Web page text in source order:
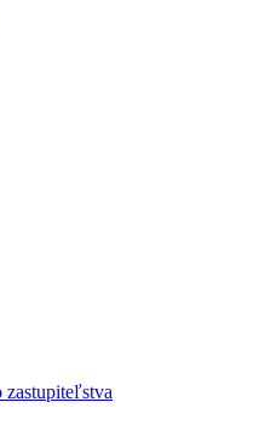
zastupiteľstva